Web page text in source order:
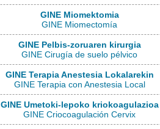
GINE Miomektomia
GINE Miomectomía
GINE Pelbis-zoruaren kirurgia
GINE Cirugía de suelo pélvico
GINE Terapia Anestesia Lokalarekin
GINE Terapia con Anestesia Local
GINE Umetoki-lepoko kriokoagulazioa
GINE Criocoagulación Cervix